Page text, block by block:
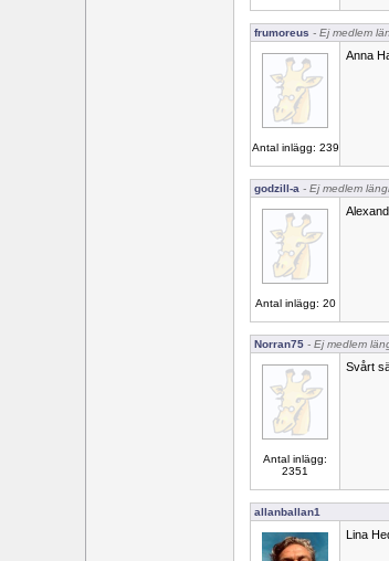
frumoreus - Ej medlem
Antal inlägg: 239
Anna
godzill-a - Ej medlem
Antal inlägg: 20
Norran75 - Ej medlem
Antal inlägg:
2351
Svårt
allanballan1
Lina